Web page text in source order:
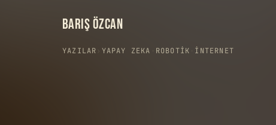
BARIŞ ÖZCAN
YAZILAR YAPAY ZEKA ROBOTIK İNTERNET